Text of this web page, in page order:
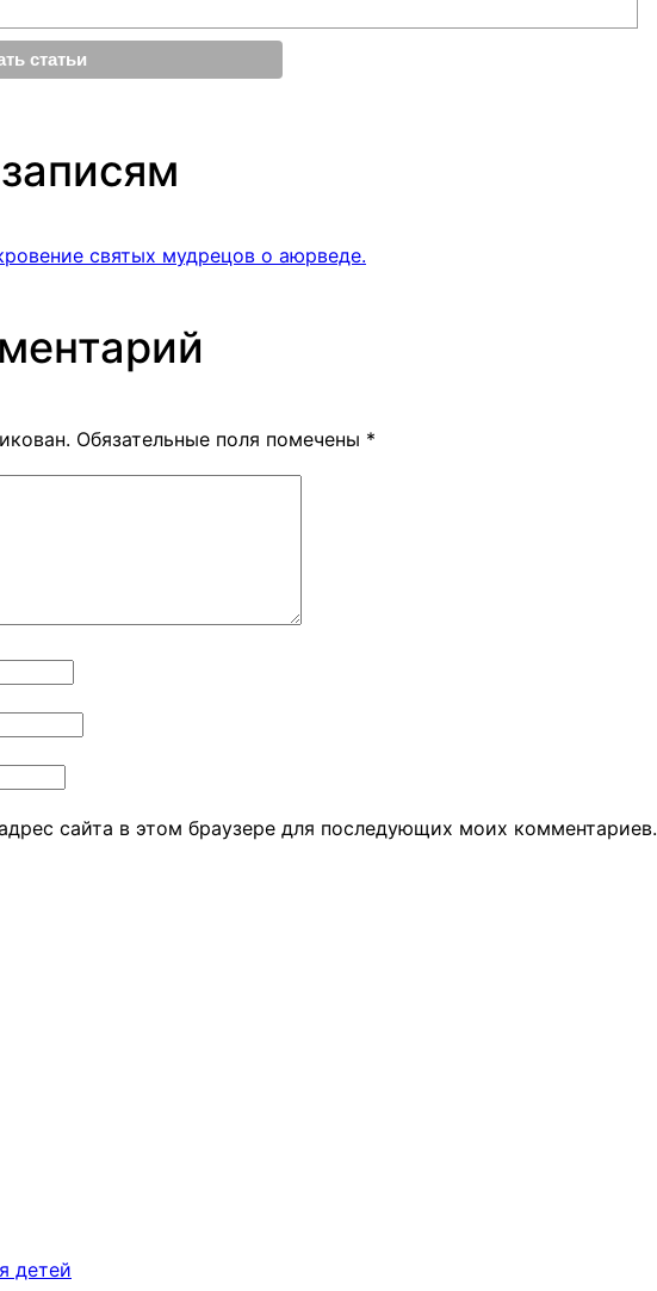
святых мудрецов о аюрведе.
Обязательные поля помечены *
сайта в этом браузере для последующих моих комментариев.
детей